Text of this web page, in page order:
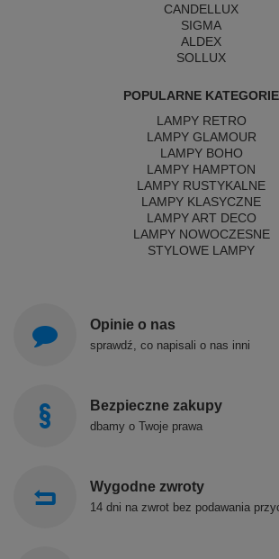
CANDELLUX
SIGMA
ALDEX
SOLLUX
POPULARNE KATEGORIE
LAMPY RETRO
LAMPY GLAMOUR
LAMPY BOHO
LAMPY HAMPTON
LAMPY RUSTYKALNE
LAMPY KLASYCZNE
LAMPY ART DECO
LAMPY NOWOCZESNE
STYLOWE LAMPY
Opinie o nas
sprawdź, co napisali o nas inni
Bezpieczne zakupy
dbamy o Twoje prawa
Wygodne zwroty
14 dni na zwrot bez podawania